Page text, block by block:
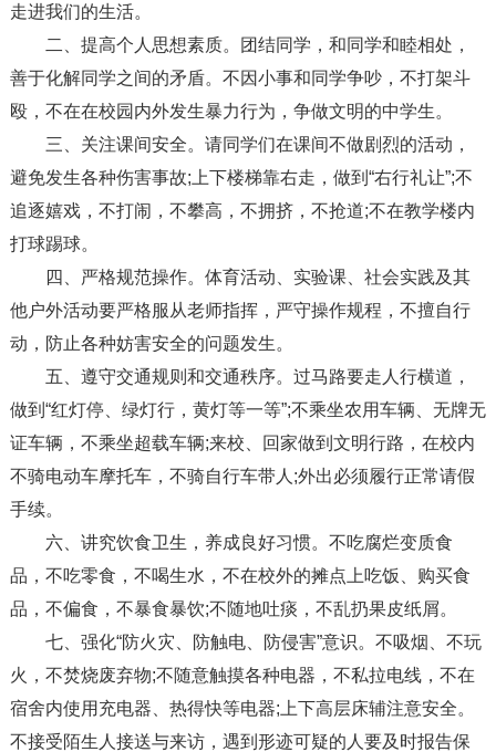
走进我们的生活。
二、提高个人思想素质。团结同学，和同学和睦相处，
善于化解同学之间的矛盾。不因小事和同学争吵，不打架斗
殴，不在在校园内外发生暴力行为，争做文明的中学生。
三、关注课间安全。请同学们在课间不做剧烈的活动，
避免发生各种伤害事故;上下楼梯靠右走，做到“右行礼让”;不
追逐嬉戏，不打闹，不攀高，不拥挤，不抢道;不在教学楼内
打球踢球。
四、严格规范操作。体育活动、实验课、社会实践及其
他户外活动要严格服从老师指挥，严守操作规程，不擅自行
动，防止各种妨害安全的问题发生。
五、遵守交通规则和交通秩序。过马路要走人行横道，
做到“红灯停、绿灯行，黄灯等一等”;不乘坐农用车辆、无牌无
证车辆，不乘坐超载车辆;来校、回家做到文明行路，在校内
不骑电动车摩托车，不骑自行车带人;外出必须履行正常请假
手续。
六、讲究饮食卫生，养成良好习惯。不吃腐烂变质食
品，不吃零食，不喝生水，不在校外的摊点上吃饭、购买食
品，不偏食，不暴食暴饮;不随地吐痰，不乱扔果皮纸屑。
七、强化“防火灾、防触电、防侵害”意识。不吸烟、不玩
火，不焚烧废弃物;不随意触摸各种电器，不私拉电线，不在
宿舍内使用充电器、热得快等电器;上下高层床辅注意安全。
不接受陌生人接送与来访，遇到形迹可疑的人要及时报告保